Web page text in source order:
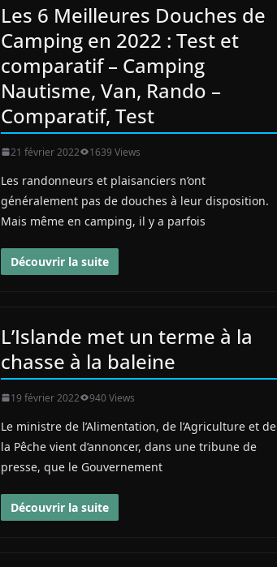
Les 6 Meilleures Douches de
Camping en 2022 : Test et
comparatif – Camping
Nautisme, Van, Rando –
Comparatif, Test
21 février 2022 1639 Views
Les randonneurs et plaisanciers n’ont
généralement pas de douches à leur disposition.
Mais même en camping, il y a parfois
Découvrir la suite
L’Islande met un terme à la
chasse à la baleine
19 février 2022 940 Views
Le ministre de l’Alimentation, de l’Agriculture et de
la Pêche vient d’annoncer, dans une tribune de
presse, que le Gouvernement
Découvrir la suite